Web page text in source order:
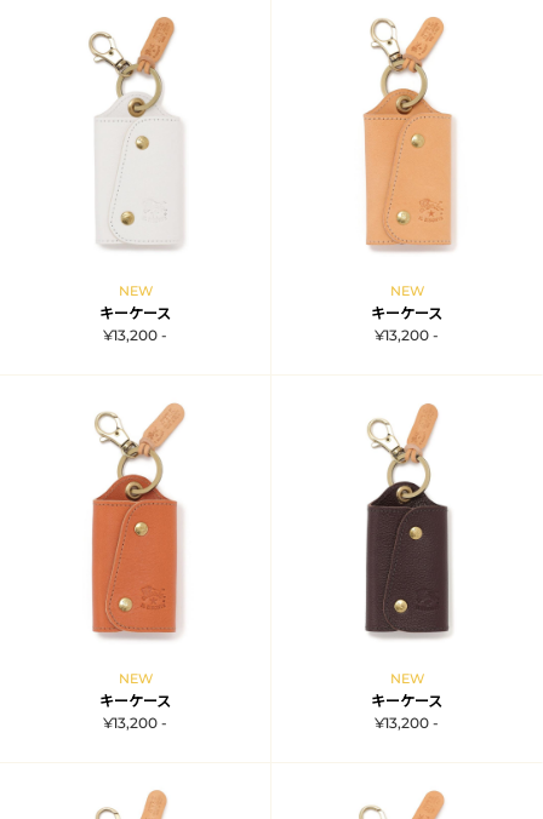
NEW
キーケース
¥13,200 -
NEW
キーケース
¥13,200 -
NEW
キーケース
¥13,200 -
NEW
キーケース
¥13,200 -